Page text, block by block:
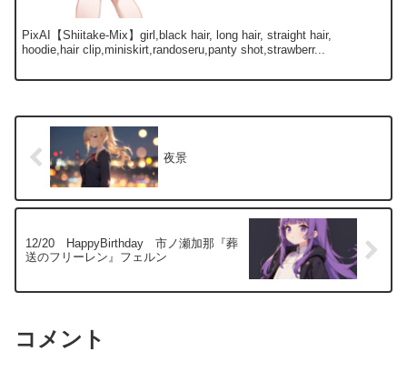
PixAI【Shiitake-Mix】girl,black hair, long hair, straight hair,
hoodie,hair clip,miniskirt,randoseru,panty shot,strawberr...
夜景
12/20 HappyBirthday 市ノ瀬加那『葬
送のフリーレン』フェルン
コメント